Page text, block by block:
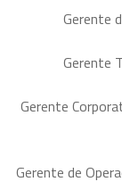
Gerente
Gerente
Gerente
Gerente de